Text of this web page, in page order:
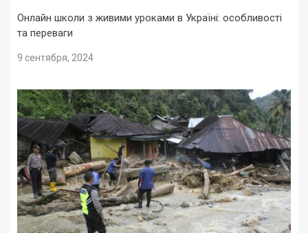
Онлайн школи з живими уроками в Україні: особливості
та переваги
9 сентября, 2024